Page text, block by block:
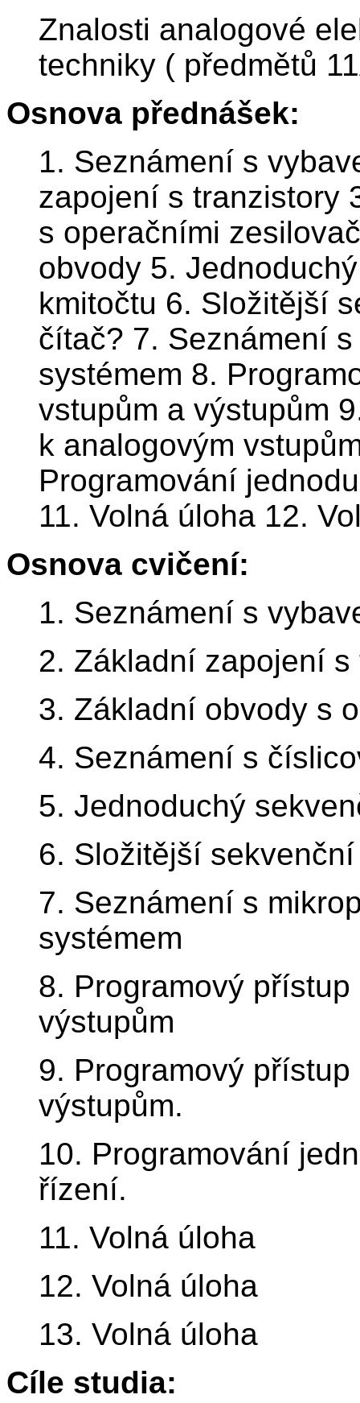
Znalosti analogové
techniky ( předmětů
Osnova přednášek:
1. Seznámení s
zapojení s tranzistory
s operačními
obvody 5.
kmitočtu 6. Složitější
čítač? 7. Seznámení
systémem 8.
vstupům a výstupům
k analogovým
Programování
11. Volná úloha 12.
Osnova cvičení:
1. Seznámení s
2. Základní zapojení s
3. Základní obvody s
4. Seznámení s
5. Jednoduchý
6. Složitější
7. Seznámení s
systémem
8. Programový
výstupům
9. Programový
výstupům.
10. Programování
řízení.
11. Volná úloha
12. Volná úloha
13. Volná úloha
Cíle studia: